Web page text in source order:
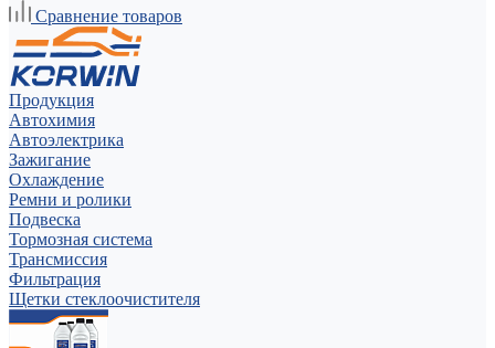
Сравнение товаров
Продукция
Автохимия
Автоэлектрика
Зажигание
Охлаждение
Ремни и ролики
Подвеска
Тормозная система
Трансмиссия
Фильтрация
Щетки стеклоочистителя